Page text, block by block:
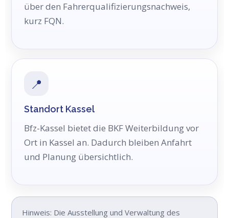
über den Fahrerqualifizierungsnachweis,
kurz FQN.
📍
Standort Kassel
Bfz-Kassel bietet die BKF Weiterbildung vor
Ort in Kassel an. Dadurch bleiben Anfahrt
und Planung übersichtlich.
Hinweis: Die Ausstellung und Verwaltung des